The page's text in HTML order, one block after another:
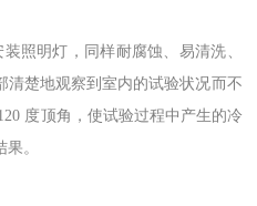
照明灯，同样耐腐蚀、易清洗、
清楚地观察到室内的试验状况而不
度顶角，使试验过程中产生的冷
。